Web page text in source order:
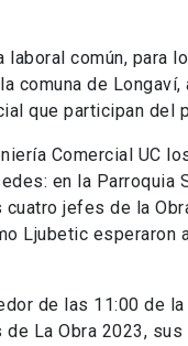
laboral común, para
comuna de Longaví,
que participan del
Comercial UC
en la Parroquia
jefes de la
Ljubetic esperaron
de las 11:00 de
La Obra 2023,